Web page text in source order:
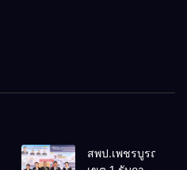
สพป.เพชรบูรณ์